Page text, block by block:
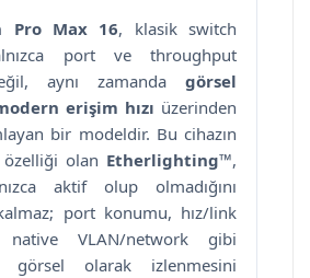
Pro Max 16, klasik switch
port ve throughput
aynı zamanda görsel
erişim hızı üzerinden
bir modeldir. Bu cihazın
olan Etherlighting™,
aktif olup olmadığını
port konumu, hız/link
VLAN/network gibi
olarak izlenmesini